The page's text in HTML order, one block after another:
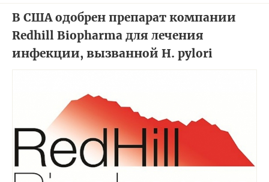
В США одобрен препарат компании
Redhill Biopharma для лечения
инфекции, вызванной H. pylori